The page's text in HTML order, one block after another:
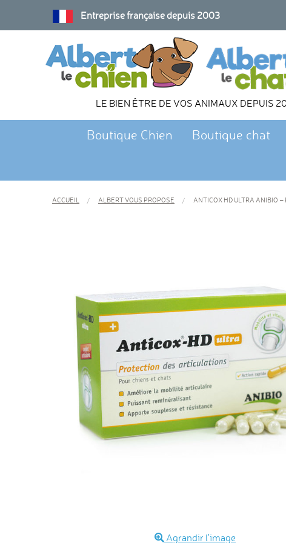
Entreprise française depuis 2003
LE BIEN ÊTRE DE VOS ANIMAUX DEPUIS
Boutique Chien Boutique chat
ACCUEIL ALBERT VOUS PROPOSE ANTICOX HD ULTRA ANIBIO –
Agrandir l'image